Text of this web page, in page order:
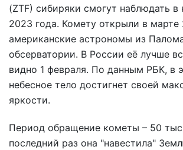
(ZTF) сибиряки смогут наблюдать в
2023 года. Комету открыли в марте
американские астрономы из
обсерватории. В России её лучше
видно 1 февраля. По данным РБК, в
небесное тело достигнет своей
яркости.
Период обращение кометы – 50
последний раз она "навестила"